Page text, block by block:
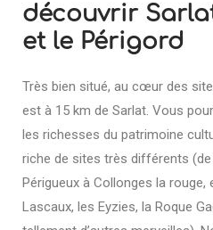
découvrir
et le Périgord
Très bien situé, au cœur des
est à 15 km de Sarlat. Vous
les richesses du patrimoine
riche de sites très différents (de
Périgueux à Collonges la
Lascaux, les Eyzies, la Roque